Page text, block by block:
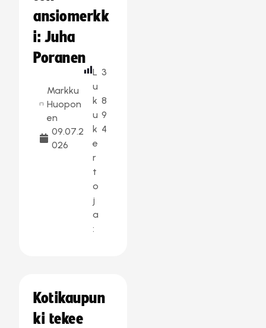
ansiomerkk
i: Juha
Poranen
Markku
Huopon
en
09.07.2
026
L
u
k
u
k
e
r
t
o
j
a
:
3
8
9
4
Kotikaupun
ki tekee